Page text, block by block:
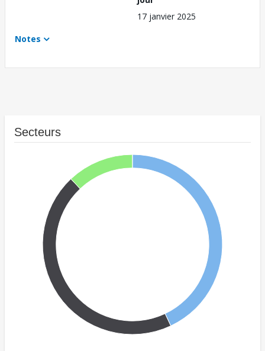
17 janvier 2025
Notes
Secteurs